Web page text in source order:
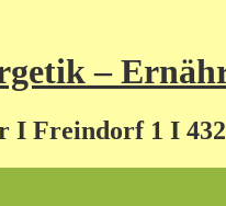
–
I Freindorf 1 I